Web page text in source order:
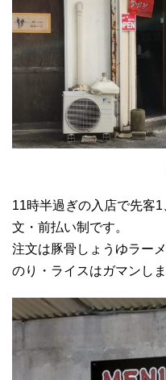
11時半過ぎの入店で先客
文・前払い制です。
注文は豚骨しょうゆラー
のり・ライスはガマンし